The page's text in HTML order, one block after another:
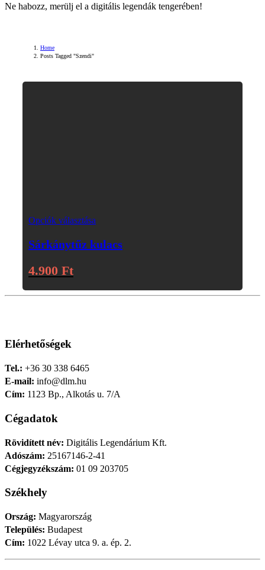
Ne habozz, merülj el a digitális legendák tengerében!
Home
Posts Tagged "Szendi"
Opciók választása
Sárkánytűz kulacs
4.900 Ft
Elérhetőségek
Tel.: +36 30 338 6465
E-mail: info@dlm.hu
Cím: 1123 Bp., Alkotás u. 7/A
Cégadatok
Rövidített név: Digitális Legendárium Kft.
Adószám: 25167146-2-41
Cégjegyzékszám: 01 09 203705
Székhely
Ország: Magyarország
Település: Budapest
Cím: 1022 Lévay utca 9. a. ép. 2.